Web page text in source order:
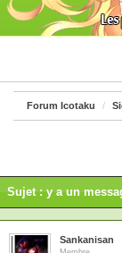
Forum Icotaku
Sujet : y a un
Sankanisan